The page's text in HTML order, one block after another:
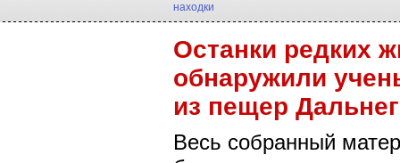
находки
Останки редких
обнаружили
из пещер
Весь собранный